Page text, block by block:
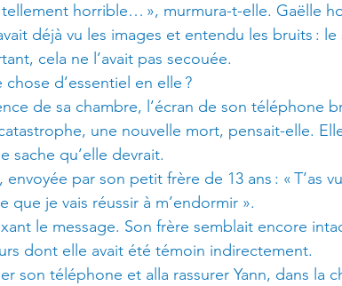
tellement horrible… », murmura-t-elle. Gaëlle
déjà vu les images et entendu les bruits :
cela ne l’avait pas secouée.
d’essentiel en elle ?
de sa chambre, l’écran de son téléphone
une nouvelle mort, pensait-elle.
sache qu’elle devrait.
par son petit frère de 13 ans : « T’as vu
que je vais réussir à m’endormir ».
le message. Son frère semblait encore
dont elle avait été témoin indirectement.
son téléphone et alla rassurer Yann, dans la